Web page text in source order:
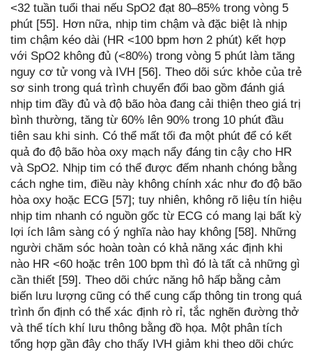
<32 tuần tuổi thai nếu SpO2 đạt 80–85% trong vòng 5
phút [55]. Hơn nữa, nhịp tim chậm và đặc biệt là nhịp
tim chậm kéo dài (HR <100 bpm hơn 2 phút) kết hợp
với SpO2 không đủ (<80%) trong vòng 5 phút làm tăng
nguy cơ tử vong và IVH [56]. Theo dõi sức khỏe của trẻ
sơ sinh trong quá trình chuyển đổi bao gồm đánh giá
nhịp tim đầy đủ và độ bão hòa đang cải thiện theo giá trị
bình thường, tăng từ 60% lên 90% trong 10 phút đầu
tiên sau khi sinh. Có thể mất tối đa một phút để có kết
quả đo độ bão hòa oxy mạch nẩy đáng tin cậy cho HR
và SpO2. Nhịp tim có thể được đếm nhanh chóng bằng
cách nghe tim, điều này không chính xác như đo độ bão
hòa oxy hoặc ECG [57]; tuy nhiên, không rõ liệu tín hiệu
nhịp tim nhanh có nguồn gốc từ ECG có mang lại bất kỳ
lợi ích lâm sàng có ý nghĩa nào hay không [58]. Những
người chăm sóc hoàn toàn có khả năng xác định khi
nào HR <60 hoặc trên 100 bpm thì đó là tất cả những gì
cần thiết [59]. Theo dõi chức năng hô hấp bằng cảm
biến lưu lượng cũng có thể cung cấp thông tin trong quá
trình ổn định có thể xác định rò rỉ, tắc nghẽn đường thở
và thể tích khí lưu thông bằng đồ họa. Một phân tích
tổng hợp gần đây cho thấy IVH giảm khi theo dõi chức